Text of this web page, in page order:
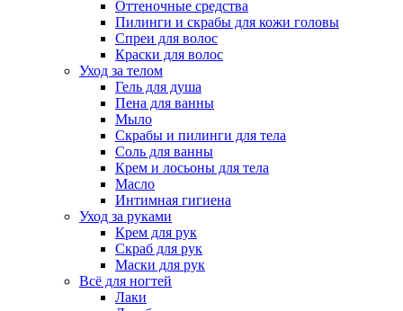
Оттеночные средства
Пилинги и скрабы для кожи головы
Спреи для волос
Краски для волос
Уход за телом
Гель для душа
Пена для ванны
Мыло
Скрабы и пилинги для тела
Соль для ванны
Крем и лосьоны для тела
Масло
Интимная гигиена
Уход за руками
Крем для рук
Скраб для рук
Маски для рук
Всё для ногтей
Лаки